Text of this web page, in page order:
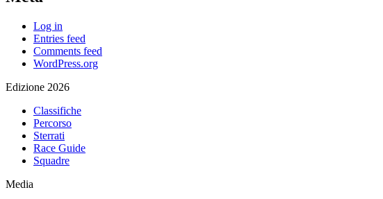
Log in
Entries feed
Comments feed
WordPress.org
Edizione 2026
Classifiche
Percorso
Sterrati
Race Guide
Squadre
Media